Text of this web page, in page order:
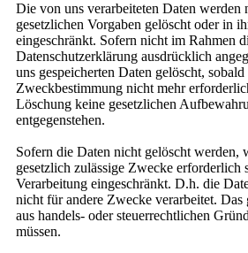
Die von uns verarbeiteten Daten werden
gesetzlichen Vorgaben gelöscht oder in
eingeschränkt. Sofern nicht im Rahmen
Datenschutzerklärung ausdrücklich
uns gespeicherten Daten gelöscht,
Zweckbestimmung nicht mehr
Löschung keine gesetzlichen
entgegenstehen.
Sofern die Daten nicht gelöscht werden,
gesetzlich zulässige Zwecke erforderlich
Verarbeitung eingeschränkt. D.h. die
nicht für andere Zwecke verarbeitet.
aus handels- oder steuerrechtlichen
müssen.